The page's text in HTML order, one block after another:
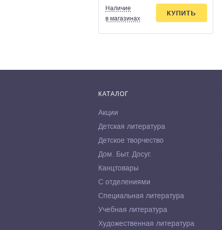
Наличие
в магазинах
КУПИТЬ
КАТАЛОГ
Акции
Детская литература
Детское творчество
Дом. Быт. Досуг.
Канцтовары
С отделениями
Специальная литература
Учебная литература
Художественная литература